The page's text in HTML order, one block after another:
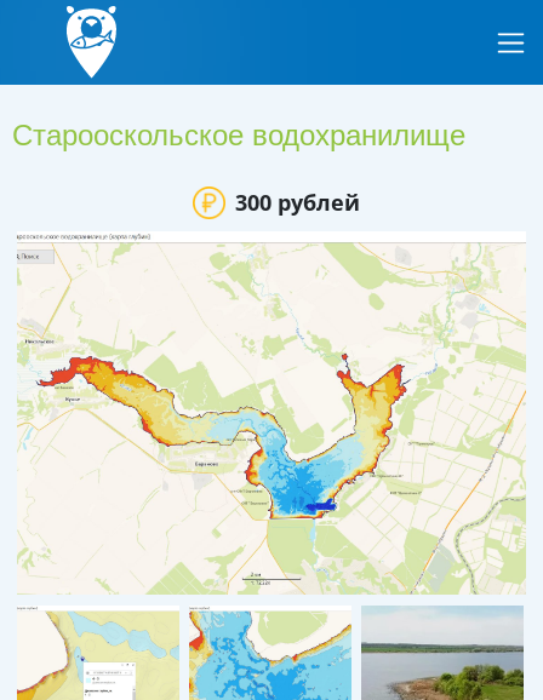
Старооскольское водохранилище
300 рублей